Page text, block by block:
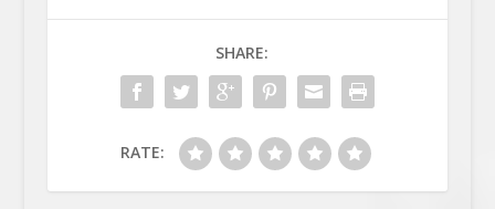
SHARE:
RATE: